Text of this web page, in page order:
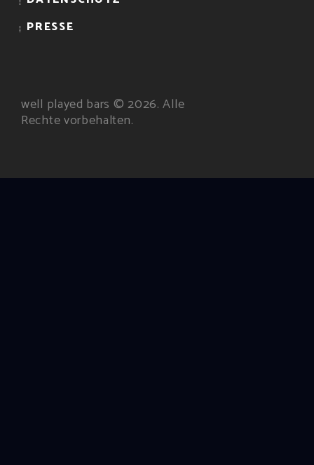
PRESSE
well played bars © 2026. Alle
Rechte vorbehalten.